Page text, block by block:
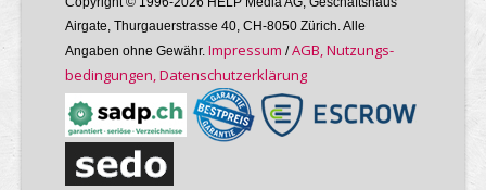
Airgate, Thurgauer­strasse 40, CH-8050 Zürich. Alle
Angaben ohne Gewähr. Im­pres­sum /AGB, Nutzungs­
bedin­gungen, Daten­schutz­er­klärung